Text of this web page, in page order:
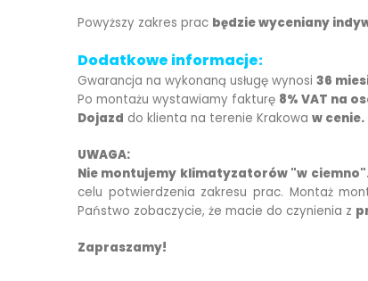
Powyższy zakres prac będzie wyceniany
Dodatkowe informacje:
Gwarancja na wykonaną usługę wynosi 36
Po montażu wystawiamy fakturę 8% VAT na
Dojazd do klienta na terenie Krakowa w cenie.
UWAGA:
Nie montujemy klimatyzatorów "w
celu potwierdzenia zakresu prac. Montaż
Państwo zobaczycie, że macie do czynienia z
Zapraszamy!